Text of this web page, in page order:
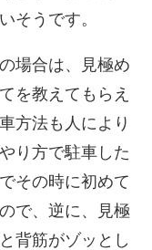
そうです。
場合は、見極め
を教えてもらえ
方法も人により
り方で駐車した
その時に初めて
で、逆に、見極
背筋がゾッとし